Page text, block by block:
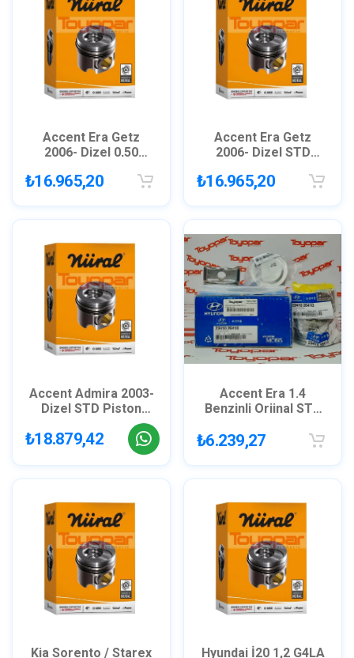
Accent Era Getz
2006- Dizel 0,50
GOETZE 8771128
₺16.965,20
Accent Era Getz
2006- Dizel STD
GOETZE 8771128
₺16.965,20
Accent Admira 2003-
Dizel STD Piston
Segman GOETZE
8771137
₺18.879,42
Accent Era 1.4
Benzinli Orjinal STD
2341026410
₺6.239,27
Kia Sorento / Starex Hyundai İ20 1,2 G4LA